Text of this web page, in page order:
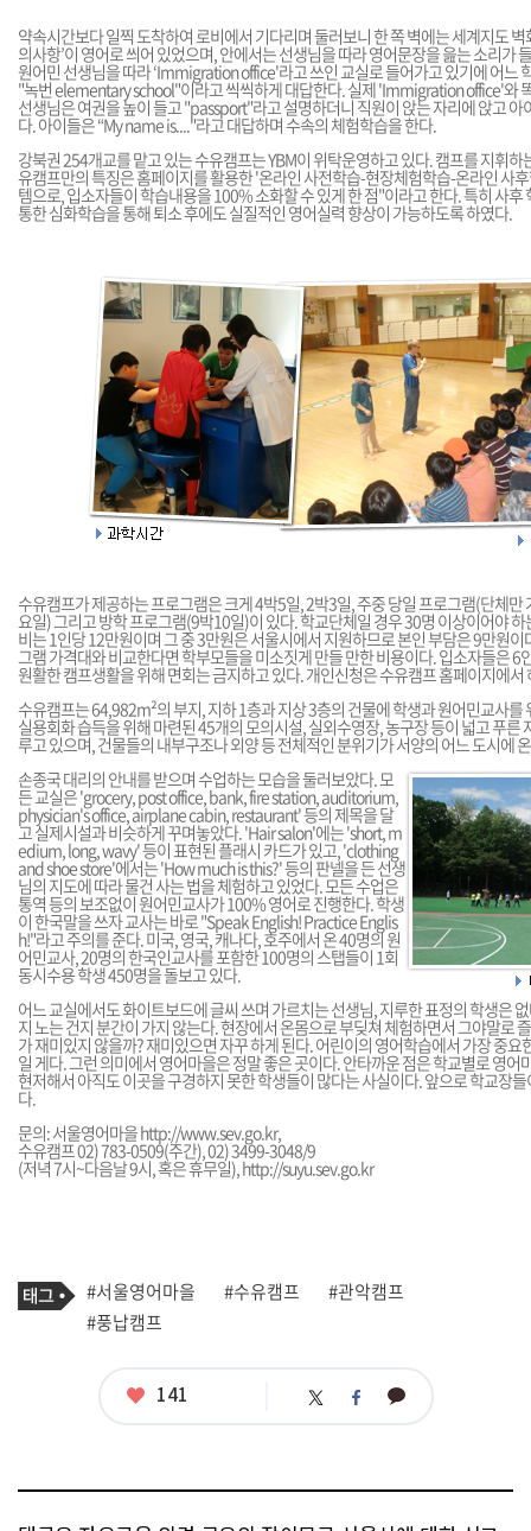
약속시간보다 일찍 도착하여 로비에서 기다리며 둘러보니 한 쪽 벽에는 세계지도 벽
의사항’이 영어로 씌어 있었으며, 안에서는 선생님을 따라 영어문장을 읊는 소리가
원어민 선생님을 따라 ‘Immigration office'라고 쓰인 교실로 들어가고 있기에 어느
"녹번 elementary school"이라고 씩씩하게 대답한다. 실제 'Immigration office'와
선생님은 여권을 높이 들고 "passport"라고 설명하더니 직원이 앉는 자리에 앉고 아
다. 아이들은 “My name is...."라고 대답하며 수속의 체험학습을 한다.
강북권 254개교를 맡고 있는 수유캠프는 YBM이 위탁운영하고 있다. 캠프를 지휘하
유캠프만의 특징은 홈페이지를 활용한 '온라인 사전학습-현장체험학습-온라인 사
템으로, 입소자들이 학습내용을 100% 소화할 수 있게 한 점"이라고 한다. 특히 사
통한 심화학습을 통해 퇴소 후에도 실질적인 영어실력 향상이 가능하도록 하였다.
수유캠프가 제공하는 프로그램은 크게 4박5일, 2박3일, 주중 당일 프로그램(단체만
요일) 그리고 방학 프로그램(9박10일)이 있다. 학교단체일 경우 30명 이상이어야
비는 1인당 12만원이며 그 중 3만원은 서울시에서 지원하므로 본인 부담은 9만원이
그램 가격대와 비교한다면 학부모들을 미소짓게 만들 만한 비용이다. 입소자들은 6
원활한 캠프생활을 위해 면회는 금지하고 있다. 개인신청은 수유캠프 홈페이지에서
수유캠프는 64,982m²의 부지, 지하 1층과 지상 3층의 건물에 학생과 원어민교사를
실용회화 습득을 위해 마련된 45개의 모의시설, 실외수영장, 농구장 등이 넓고 푸른
루고 있으며, 건물들의 내부구조나 외양 등 전체적인 분위기가 서양의 어느 도시에
손종국 대리의 안내를 받으며 수업하는 모습을 둘러보았다. 모
든 교실은 'grocery, post office, bank, fire station, auditorium,
physician's office, airplane cabin, restaurant' 등의 제목을 달
고 실제시설과 비슷하게 꾸며놓았다. 'Hair salon'에는 'short, m
edium, long, wavy' 등이 표현된 플래시 카드가 있고, 'clothing
and shoe store'에서는 'How much is this?' 등의 판넬을 든 선생
님의 지도에 따라 물건 사는 법을 체험하고 있었다. 모든 수업은
통역 등의 보조없이 원어민교사가 100% 영어로 진행한다. 학생
이 한국말을 쓰자 교사는 바로 "Speak English! Practice Englis
h!"라고 주의를 준다. 미국, 영국, 캐나다, 호주에서 온 40명의 원
어민교사, 20명의 한국인교사를 포함한 100명의 스탭들이 1회
동시수용 학생 450명을 돌보고 있다.
어느 교실에서도 화이트보드에 글씨 쓰며 가르치는 선생님, 지루한 표정의 학생은
지 노는 건지 분간이 가지 않는다. 현장에서 온몸으로 부딪쳐 체험하면서 그야말로
가 재미있지 않을까? 재미있으면 자꾸 하게 된다. 어린이의 영어학습에서 가장 중요
일 게다. 그런 의미에서 영어마을은 정말 좋은 곳이다. 안타까운 점은 학교별로 영어
현저해서 아직도 이곳을 구경하지 못한 학생들이 많다는 사실이다. 앞으로 학교장
다.
문의: 서울영어마을http://www.sev.go.kr,
수유캠프 02) 783-0509(주간), 02) 3499-3048/9
(저녁 7시~다음날 9시, 혹은 휴무일),http://suyu.sev.go.kr
기
사
관
련
태
그
#서울영어마을 #수유캠프
#관악캠프
#풍납캠프
좋
141 트 페 카